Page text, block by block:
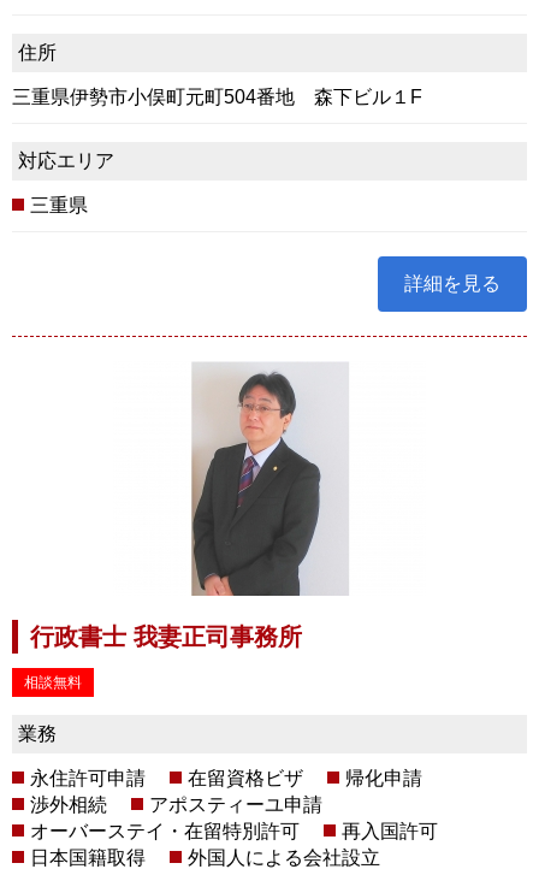
住所
三重県伊勢市小俣町元町504番地 森下ビル１F
対応エリア
三重県
詳細を見る
行政書士 我妻正司事務所
相談無料
業務
永住許可申請 在留資格ビザ
帰化申請
渉外相続
アポスティーユ申請
オーバーステイ・在留特別許可
再入国許可
日本国籍取得
外国人による会社設立